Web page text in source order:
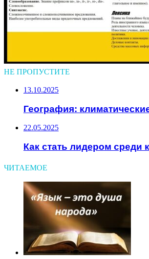
НЕ ПРОПУСТИТЕ
13.10.2025
География:
22.05.2025
Как стать лидером среди
ЧИТАЕМОЕ